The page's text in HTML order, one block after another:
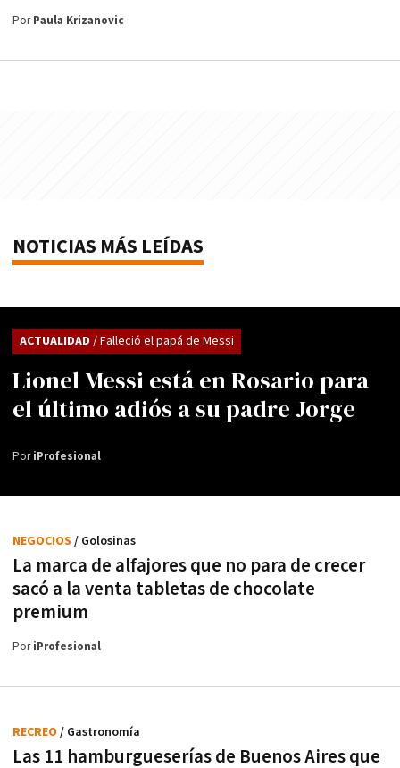
PorPaula Krizanovic
NOTICIAS MÁS LEÍDAS
Lionel Messi está en Rosario para
el último adiós a su padre Jorge
ACTUALIDAD / Falleció el papá de Messi
PoriProfesional
La marca de alfajores que no para de crecer
sacó a la venta tabletas de chocolate
premium
NEGOCIOS / Golosinas
PoriProfesional
Las 11 hamburgueserías de Buenos Aires que
RECREO / Gastronomía